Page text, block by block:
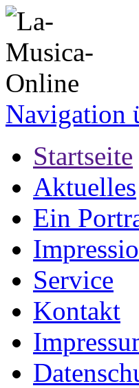
Navigation
Startseite
Aktuelles
Ein
Service
Kontakt